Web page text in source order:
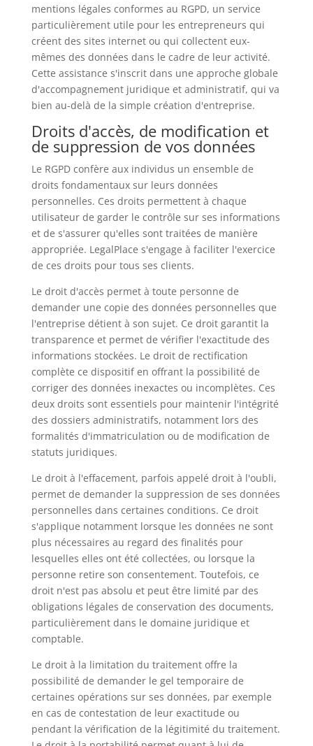
mentions légales conformes au RGPD, un service
particulièrement utile pour les entrepreneurs qui
créent des sites internet ou qui collectent eux-
mêmes des données dans le cadre de leur activité.
Cette assistance s'inscrit dans une approche globale
d'accompagnement juridique et administratif, qui va
bien au-delà de la simple création d'entreprise.
Droits d'accès, de modification et
de suppression de vos données
Le RGPD confère aux individus un ensemble de
droits fondamentaux sur leurs données
personnelles. Ces droits permettent à chaque
utilisateur de garder le contrôle sur ses informations
et de s'assurer qu'elles sont traitées de manière
appropriée. LegalPlace s'engage à faciliter l'exercice
de ces droits pour tous ses clients.
Le droit d'accès permet à toute personne de
demander une copie des données personnelles que
l'entreprise détient à son sujet. Ce droit garantit la
transparence et permet de vérifier l'exactitude des
informations stockées. Le droit de rectification
complète ce dispositif en offrant la possibilité de
corriger des données inexactes ou incomplètes. Ces
deux droits sont essentiels pour maintenir l'intégrité
des dossiers administratifs, notamment lors des
formalités d'immatriculation ou de modification de
statuts juridiques.
Le droit à l'effacement, parfois appelé droit à l'oubli,
permet de demander la suppression de ses données
personnelles dans certaines conditions. Ce droit
s'applique notamment lorsque les données ne sont
plus nécessaires au regard des finalités pour
lesquelles elles ont été collectées, ou lorsque la
personne retire son consentement. Toutefois, ce
droit n'est pas absolu et peut être limité par des
obligations légales de conservation des documents,
particulièrement dans le domaine juridique et
comptable.
Le droit à la limitation du traitement offre la
possibilité de demander le gel temporaire de
certaines opérations sur ses données, par exemple
en cas de contestation de leur exactitude ou
pendant la vérification de la légitimité du traitement.